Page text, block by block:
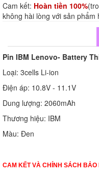
Cam kết: Hoàn tiền 100%
không hài lòng với sản phẩm
Pin IBM Lenovo- Battery
Loại: 3cells Li-ion
Điện áp: 10.8V - 11.1V
Dung lượng: 2060mAh
Thương hiệu: IBM
Màu: Đen
CAM KẾT VÀ CHÍNH SÁCH BẢO